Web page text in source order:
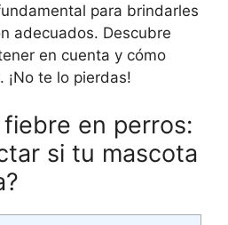
para brindarles
adecuados. Descubre
en cuenta y cómo
¡No te lo pierdas!
en perros:
si tu mascota